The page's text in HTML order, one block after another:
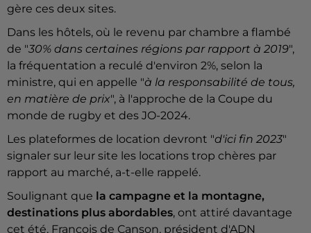
gère ces deux sites.
Dans les hôtels, où le revenu par chambre a flambé
de "30% dans certaines régions par rapport à 2019",
la fréquentation a reculé d'environ 2%, selon la
ministre, qui en appelle "à la responsabilité de tous,
en matière de prix", à l'approche de la Coupe du
monde de rugby et des JO-2024.
Les plateformes de location devront "d'ici fin 2023"
signaler sur leur site les locations trop chères par
rapport au marché, a-t-elle rappelé.
Soulignant que la campagne et la montagne,
destinations plus abordables, ont attiré davantage
cet été, François de Canson, président d'ADN